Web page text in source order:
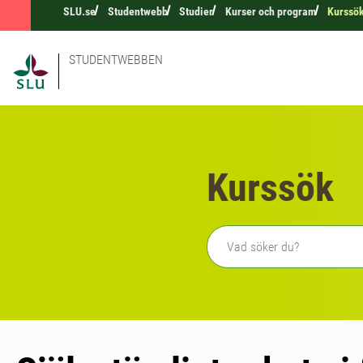
SLU.se Studentwebb Studier Kurser och program
STUDENTWEBBEN
Kurssök
Fritext sökning